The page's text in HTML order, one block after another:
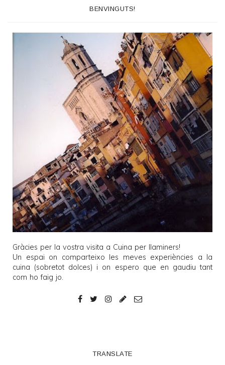
BENVINGUTS!
Gràcies per la vostra visita a Cuina per llaminers!
Un espai on comparteixo les meves experiències a la
cuina (sobretot dolces) i on espero que en gaudiu tant
com ho faig jo.
TRANSLATE